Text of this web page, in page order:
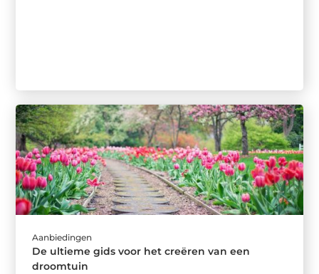
Aanbiedingen
De ultieme gids voor het creëren van een
droomtuin